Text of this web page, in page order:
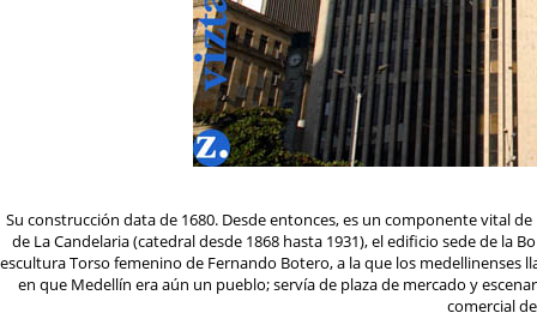
Su construcción data de 1680. Desde entonces, es un componente vital
de La Candelaria (catedral desde 1868 hasta 1931), el edificio sede de la
escultura Torso femenino de Fernando Botero, a la que los medellinenses
en que Medellín era aún un pueblo; servía de plaza de mercado y
comercial